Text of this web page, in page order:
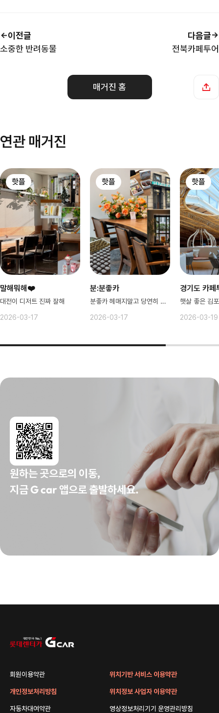
이전글
소중한 반려동물
전북카페투어
다음글
매거진 홈
연관 매거진
핫플
말해뭐해❤️
대전이 디저트 진짜 잘해
2026-03-17
핫플
분:분좋카
분좋카 헤매지말고 당연히 분당으로 ㄱ
2026-03-17
핫플
경기도 카페
2026-03-19
원하는 곳으로의 이동,
지금 G car 앱으로 출발하세요.
회원이용약관
개인정보처리방침
자동차대여약관
위치기반 서비스 이용약관
위치정보 사업자 이용약관
영상정보처리기기 운영관리방침